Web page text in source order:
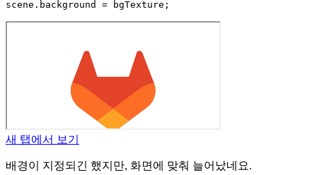
새 탭에서 보기
배경이 지정되긴 했지만, 화면에 맞춰 늘어났네요.